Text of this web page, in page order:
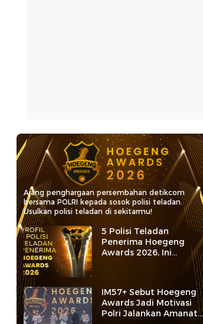
Ajang penghargaan persembahan detikcom
bersama POLRI kepada sosok polisi teladan.
Usulkan polisi teladan di sekitarmu!
5 Polisi Teladan
Penerima Hoegeng
Awards 2026, Ini
Kategori dan Kiprahnya
IM57+ Sebut Hoegeng
Awards Jadi Motivasi
Polri Jalankan Amanat